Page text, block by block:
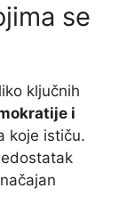
se
ključnih
i
koje ističu.